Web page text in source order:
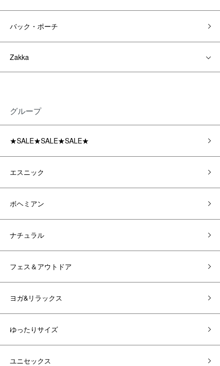
バック・ポーチ
Zakka
グループ
★SALE★SALE★SALE★
エスニック
ボヘミアン
ナチュラル
フェス＆アウトドア
ヨガ&リラックス
ゆったりサイズ
ユニセックス